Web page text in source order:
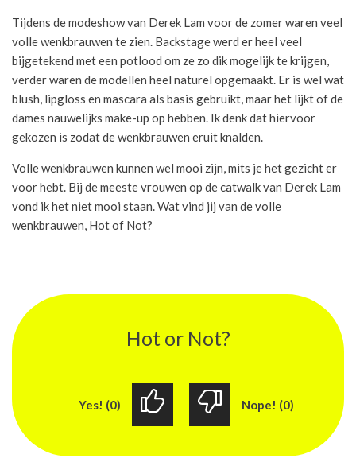
Tijdens de modeshow van Derek Lam voor de zomer waren veel
volle wenkbrauwen te zien. Backstage werd er heel veel
bijgetekend met een potlood om ze zo dik mogelijk te krijgen,
verder waren de modellen heel naturel opgemaakt. Er is wel wat
blush, lipgloss en mascara als basis gebruikt, maar het lijkt of de
dames nauwelijks make-up op hebben. Ik denk dat hiervoor
gekozen is zodat de wenkbrauwen eruit knalden.
Volle wenkbrauwen kunnen wel mooi zijn, mits je het gezicht er
voor hebt. Bij de meeste vrouwen op de catwalk van Derek Lam
vond ik het niet mooi staan. Wat vind jij van de volle
wenkbrauwen, Hot of Not?
Hot or Not?
Yes! (0) Nope! (0)